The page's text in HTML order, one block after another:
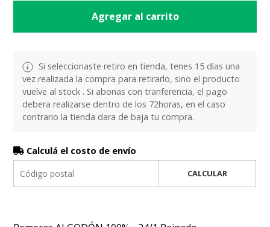
Agregar al carrito
Si seleccionaste retiro en tienda, tenes 15 días una
vez realizada la compra para retirarlo, sino el producto
vuelve al stock . Si abonas con tranferencia, el pago
debera realizarse dentro de los 72horas, en el caso
contrario la tienda dara de baja tu compra.
Calculá el costo de envío
CALCULAR